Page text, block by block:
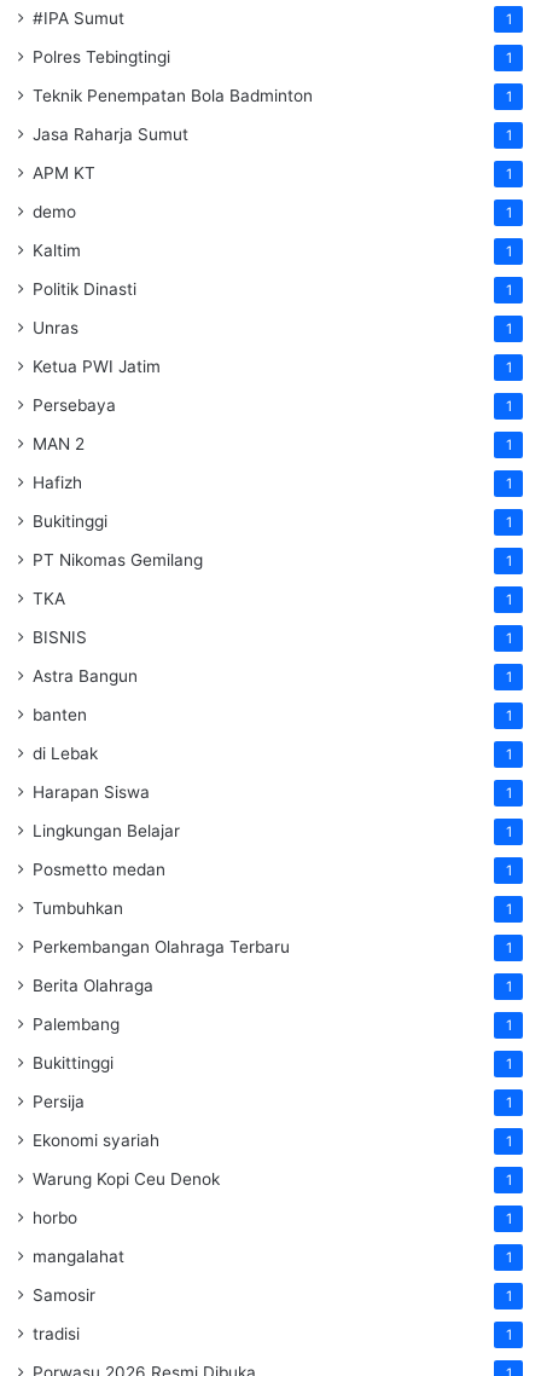
#IPA Sumut 1
Polres Tebingtingi 1
Teknik Penempatan Bola Badminton 1
Jasa Raharja Sumut 1
APM KT 1
demo 1
Kaltim 1
Politik Dinasti 1
Unras 1
Ketua PWI Jatim 1
Persebaya 1
MAN 2 1
Hafizh 1
Bukitinggi 1
PT Nikomas Gemilang 1
TKA 1
BISNIS 1
Astra Bangun 1
banten 1
di Lebak 1
Harapan Siswa 1
Lingkungan Belajar 1
Posmetto medan 1
Tumbuhkan 1
Perkembangan Olahraga Terbaru 1
Berita Olahraga 1
Palembang 1
Bukittinggi 1
Persija 1
Ekonomi syariah 1
Warung Kopi Ceu Denok 1
horbo 1
mangalahat 1
Samosir 1
tradisi 1
Porwasu 2026 Resmi Dibuka